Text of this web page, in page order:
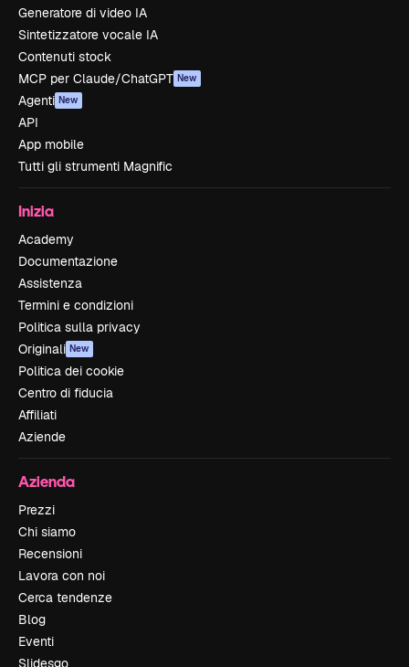
Generatore di video IA
Sintetizzatore vocale IA
Contenuti stock
MCP per Claude/ChatGPT New
Agenti New
API
App mobile
Tutti gli strumenti Magnific
Inizia
Academy
Documentazione
Assistenza
Termini e condizioni
Politica sulla privacy
Originali New
Politica dei cookie
Centro di fiducia
Affiliati
Aziende
Azienda
Prezzi
Chi siamo
Recensioni
Lavora con noi
Cerca tendenze
Blog
Eventi
Slidesgo